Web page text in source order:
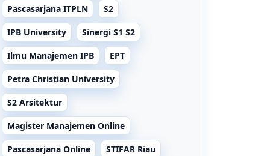
Pascasarjana ITPLN S2
IPB University Sinergi S1 S2
Ilmu Manajemen IPB EPT
Petra Christian University
S2 Arsitektur
Magister Manajemen Online
Pascasarjana Online STIFAR Riau